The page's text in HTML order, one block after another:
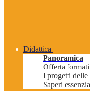
Didattica
Panoramica
Offerta
I progetti delle
Saperi